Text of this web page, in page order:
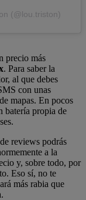
(@lou.triston)
precio más
. Para saber la
al que debes
con unas
mapas. En pocos
batería propia de
reviews podrás
a la
y, sobre todo, por
Eso sí, no te
más rabia que